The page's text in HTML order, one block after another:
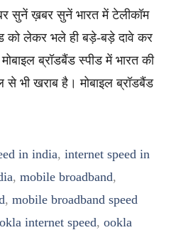
सुनें ख़बर सुनें भारत में टेलीकॉम
को लेकर भले ही बड़े-बड़े दावे कर
ब्रॉडबैंड स्पीड में भारत की
से भी खराब है। मोबाइल ब्रॉडबैंड
in india, internet speed in
, mobile broadband,
, mobile broadband speed
internet speed, ookla